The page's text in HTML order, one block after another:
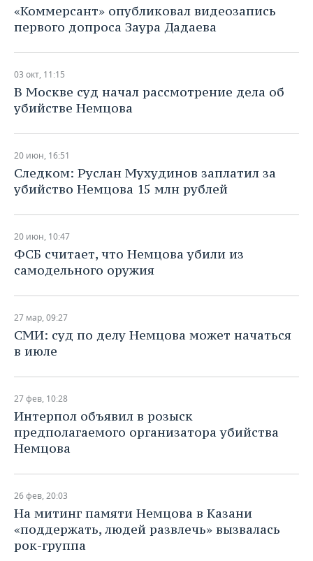
«Коммерсант» опубликовал видеозапись
первого допроса Заура Дадаева
03 окт, 11:15
В Москве суд начал рассмотрение дела об
убийстве Немцова
20 июн, 16:51
Следком: Руслан Мухудинов заплатил за
убийство Немцова 15 млн рублей
20 июн, 10:47
ФСБ считает, что Немцова убили из
самодельного оружия
27 мар, 09:27
СМИ: суд по делу Немцова может начаться
в июле
27 фев, 10:28
​Интерпол объявил в розыск
предполагаемого организатора убийства
Немцова
26 фев, 20:03
​На митинг памяти Немцова в Казани
«поддержать, людей развлечь» вызвалась
рок-группа